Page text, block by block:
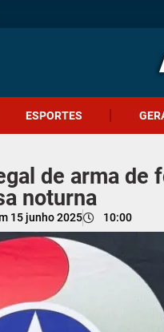
ESPORTES
de arma de
noturna
15 junho 2025 10:00